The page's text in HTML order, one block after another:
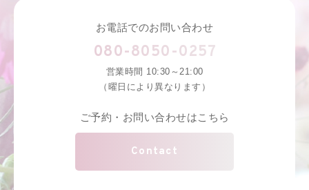
お電話でのお問い合わせ
080-8050-0257
営業時間 10:30～21:00
（曜日により異なります）
ご予約・お問い合わせはこちら
Contact